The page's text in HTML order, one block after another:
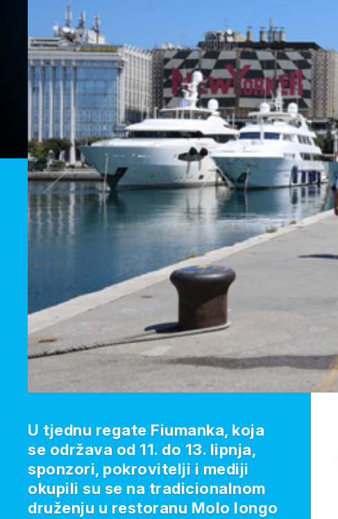
U tjednu regate Fiumanka, koja
se održava od 11. do 13. lipnja,
sponzori, pokrovitelji i mediji
okupili su se na tradicionalnom
druženju u restoranu Molo longo